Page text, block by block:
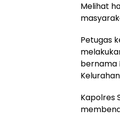
Melihat
Petugas
bernama
Kapolres